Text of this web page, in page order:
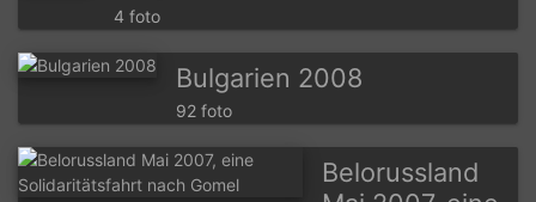
4 foto
Bulgarien 2008
92 foto
Belorussland